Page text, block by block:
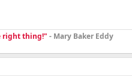
right thing!" - Mary Baker Eddy